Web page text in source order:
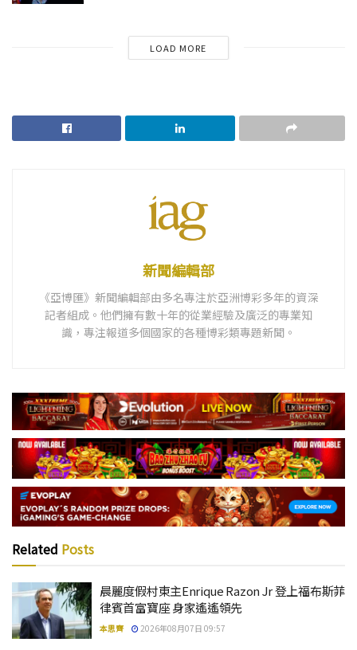
LOAD MORE
新聞編輯部
《亞博匯》新聞編輯部由多名專注於亞洲博彩多年的資深
記者組成。他們擁有數十年的從業經驗及廣泛的專業知
識，專注報道多個國家的各種博彩類專題新聞。
Related Posts
晨麗度假村東主Enrique Razon Jr 登上福布斯菲
律賓首富寶座 身家遙遙領先
本思齊 2026年08月07日 09:57